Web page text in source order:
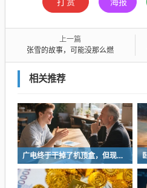
上一篇
张雪的故事，可能没那么燃
相关推荐
广电终于干掉了机顶盒，但现在没多少人看电视了…